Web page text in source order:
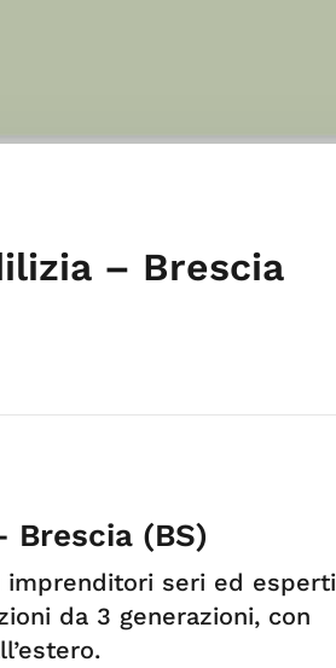
– Brescia
Brescia (BS)
imprenditori seri ed esperti
da 3 generazioni, con